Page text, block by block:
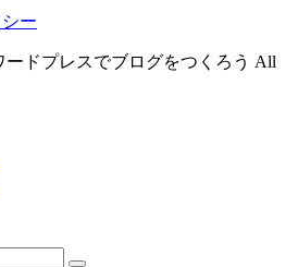
ー
ードプレスでブログをつくろう All